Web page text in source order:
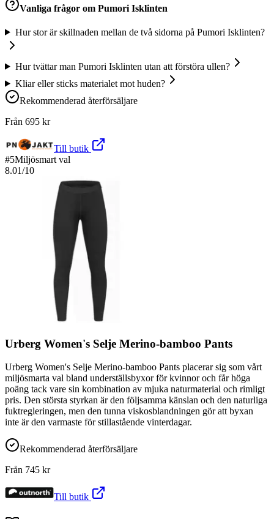
Vanliga frågor om Pumori Isklinten
Hur stor är skillnaden mellan de två sidorna på Pumori Isklinten?
Hur tvättar man Pumori Isklinten utan att förstöra ullen?
Kliar eller sticks materialet mot huden?
Rekommenderad återförsäljare
Från 695 kr
Till butik
#5Miljösmart val
8.01/10
Urberg Women's Selje Merino-bamboo Pants
Urberg Women's Selje Merino-bamboo Pants placerar sig som vårt
miljösmarta val bland underställsbyxor för kvinnor och får höga
poäng tack vare sin kombination av mjuka naturmaterial och rimligt
pris. Den största styrkan är den följsamma känslan och den naturliga
fuktregleringen, men den tunna viskosblandningen gör att byxan
inte är den varmaste för stillastående vinterdagar.
Rekommenderad återförsäljare
Från 745 kr
Till butik